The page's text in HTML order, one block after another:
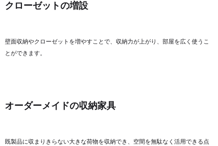
クローゼットの増設
壁面収納やクローゼットを増やすことで、収納力が上がり、部屋を広く使うこ
とができます。
オーダーメイドの収納家具
既製品に収まりきらない大きな荷物を収納でき、空間を無駄なく活用できる点